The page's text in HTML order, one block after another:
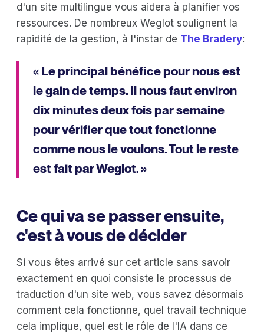
d'un site multilingue vous aidera à planifier vos
ressources. De nombreux Weglot soulignent la
rapidité de la gestion, à l'instar de The Bradery:
« Le principal bénéfice pour nous est
le gain de temps. Il nous faut environ
dix minutes deux fois par semaine
pour vérifier que tout fonctionne
comme nous le voulons. Tout le reste
est fait par Weglot. »
Ce qui va se passer ensuite,
c'est à vous de décider
Si vous êtes arrivé sur cet article sans savoir
exactement en quoi consiste le processus de
traduction d'un site web, vous savez désormais
comment cela fonctionne, quel travail technique
cela implique, quel est le rôle de l'IA dans ce